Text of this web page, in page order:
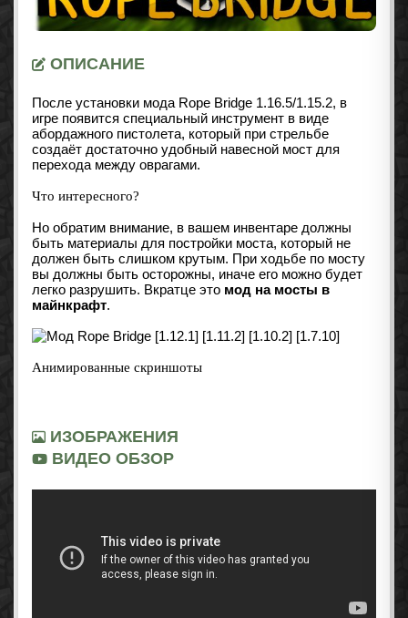
ОПИСАНИЕ
После установки мода Rope Bridge 1.16.5/1.15.2, в
игре появится специальный инструмент в виде
абордажного пистолета, который при стрельбе
создаёт достаточно удобный навесной мост для
перехода между оврагами.
Что интересного?
Но обратим внимание, в вашем инвентаре должны
быть материалы для постройки моста, который не
должен быть слишком крутым. При ходьбе по мосту
вы должны быть осторожны, иначе его можно будет
легко разрушить. Вкратце это мод на мосты в
майнкрафт.
Анимированные скриншоты
ИЗОБРАЖЕНИЯ
ВИДЕО ОБЗОР